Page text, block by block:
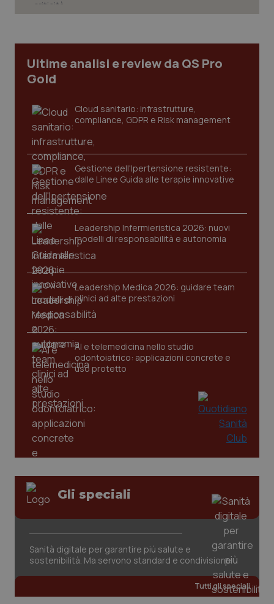
Ultime analisi e review da QS Pro
Gold
Cloud sanitario: infrastrutture,
compliance, GDPR e Risk management
Gestione dell'Ipertensione resistente:
dalle Linee Guida alle terapie innovative
Leadership Infermieristica 2026: nuovi
modelli di responsabilità e autonomia
Leadership Medica 2026: guidare team
clinici ad alte prestazioni
AI e telemedicina nello studio
odontoiatrico: applicazioni concrete e
uso protetto
Gli speciali
Sanità digitale per garantire più salute e
sostenibilità. Ma servono standard e condivisione
Tutti gli speciali
Nome
Fornitore/Dominio
CookieScriptConsent
CookieScript
www.quotidianosanita.it
tracking-enable
.quotidianosanita.it